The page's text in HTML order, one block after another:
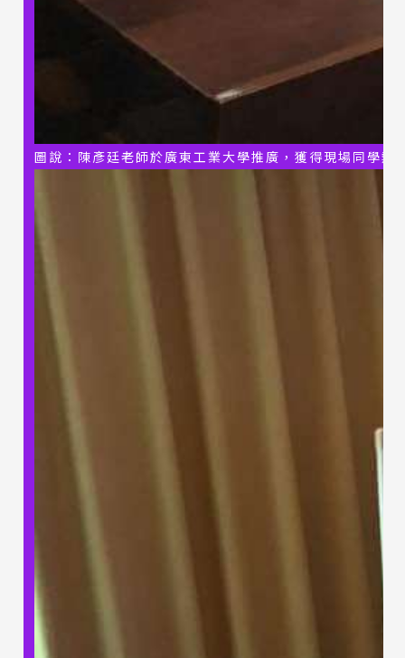
圖說：陳彥廷老師於廣東工業大學推廣，獲得現場同學熱